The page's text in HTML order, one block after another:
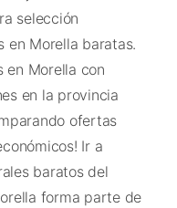
selección
en Morella baratas.
en Morella con
en la provincia
ofertas
Ir a
baratos del
forma parte de